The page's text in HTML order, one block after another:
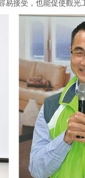
接受，也能促使觀光